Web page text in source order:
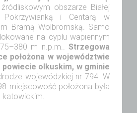
obszarze Białej
Pokrzywianką i Centarą w
Bramą Wolbromską. Samo
na cyplu wapiennym
m n.p.m.. Strzegowa
położona w województwie
powiecie olkuskim, w gminie
wojewódzkiej nr 794. W
miejscowość położona była